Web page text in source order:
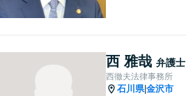
西 雅哉 弁護士
西徹夫法律事務所
石川県|金沢市